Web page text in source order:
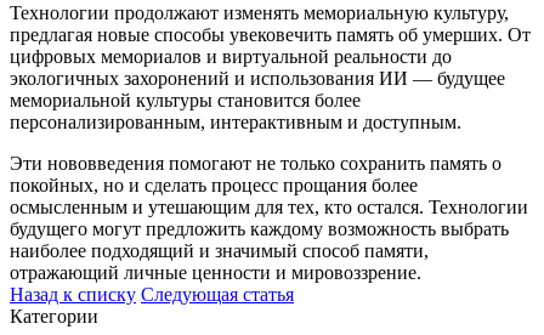
Технологии продолжают изменять мемориальную культуру,
предлагая новые способы увековечить память об умерших. От
цифровых мемориалов и виртуальной реальности до
экологичных захоронений и использования ИИ — будущее
мемориальной культуры становится более
персонализированным, интерактивным и доступным.
Эти нововведения помогают не только сохранить память о
покойных, но и сделать процесс прощания более
осмысленным и утешающим для тех, кто остался. Технологии
будущего могут предложить каждому возможность выбрать
наиболее подходящий и значимый способ памяти,
отражающий личные ценности и мировоззрение.
Назад к списку Следующая статья
Категории